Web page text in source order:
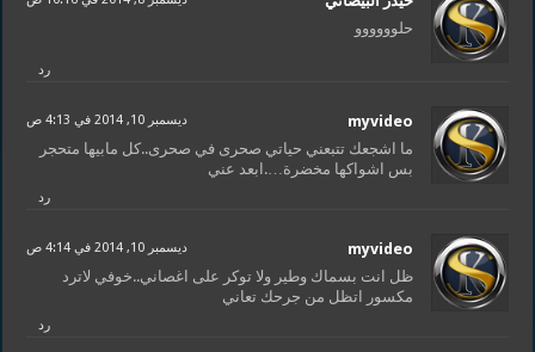
حلوووووو
رد
myvideo ديسمبر 10, 2014 في 4:13 ص
ما اشجعك تتبعني حياتي صحرى في صحرى..كل مابيها متحجر
بس اشواكها مخضرة….ابعد عني
رد
myvideo ديسمبر 10, 2014 في 4:14 ص
ظل انت بسماك وطير وﻻ توكر على اغصاني..خوفي ﻻترد
مكسور اتظل من جرحك تعاني
رد